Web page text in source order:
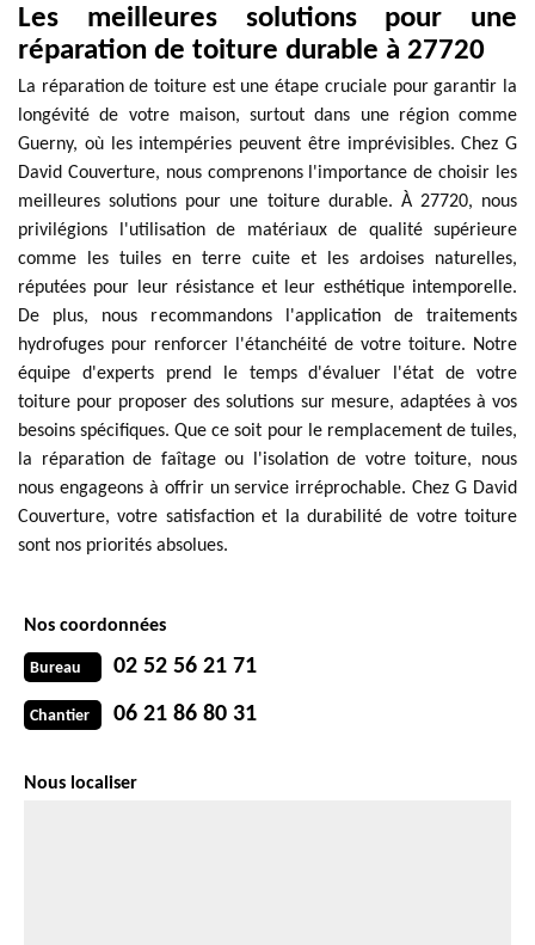
Les meilleures solutions pour une
réparation de toiture durable à 27720
La réparation de toiture est une étape cruciale pour garantir la
longévité de votre maison, surtout dans une région comme
Guerny, où les intempéries peuvent être imprévisibles. Chez G
David Couverture, nous comprenons l'importance de choisir les
meilleures solutions pour une toiture durable. À 27720, nous
privilégions l'utilisation de matériaux de qualité supérieure
comme les tuiles en terre cuite et les ardoises naturelles,
réputées pour leur résistance et leur esthétique intemporelle.
De plus, nous recommandons l'application de traitements
hydrofuges pour renforcer l'étanchéité de votre toiture. Notre
équipe d'experts prend le temps d'évaluer l'état de votre
toiture pour proposer des solutions sur mesure, adaptées à vos
besoins spécifiques. Que ce soit pour le remplacement de tuiles,
la réparation de faîtage ou l'isolation de votre toiture, nous
nous engageons à offrir un service irréprochable. Chez G David
Couverture, votre satisfaction et la durabilité de votre toiture
sont nos priorités absolues.
Nos coordonnées
Bureau 02 52 56 21 71
Chantier 06 21 86 80 31
Nous localiser